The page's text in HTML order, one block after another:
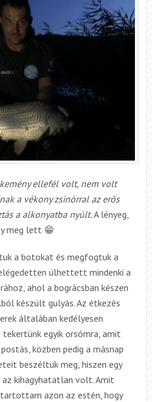
ellefél volt, nem volt
a vékony zsinórral az erős
a alkonyatba nyúlt.A lényeg,
meg lett 😁
a botokat és megfogtuk a
ülhettett mindenki a
ahol a bográcsban készen
készült gulyás. Az étkezés
általában kedélyesen
egyik orsómra, amit
közben pedig a másnap
beszéltük meg, hiszen egy
az kihagyhatatlan volt. Amit
azon az estén, hogy